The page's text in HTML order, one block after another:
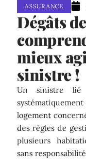
ASSURANCE
Dégâts
mieux
sinistre !
Un sinistre lié
logement
des règles de
plusieurs
sans